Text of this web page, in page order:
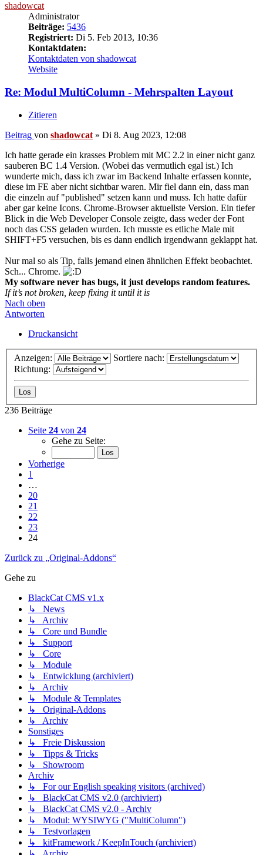
shadowcat
Administrator
Beiträge: 5436
Registriert: Di 5. Feb 2013, 10:36
Kontaktdaten:
Kontaktdaten von shadowcat
Website
Re: Modul MultiColumn - Mehrspalten Layout
Zitieren
Beitrag von shadowcat » Di 8. Aug 2023, 12:08
Ich hatte gerade ein krasses Problem mit MC 2.2 in einer nicht ganz
sauberen BC 1.4 Version. (Wobei das vermutlich egal ist.) Ich
wunderte mich, dass ich zwar im Backend Inhalte erfassen konnte,
diese im FE aber nicht sichtbar waren. Mir fiel dann ein, dass man
die einzeln auf "published" setzen kann und muss. Ich hatte dafür
aber gar keine Icons. Chrome-Browser aktuellste Version. Ein tiefer
Blick in die Web Developer Console zeigte, dass weder der Font
noch das CSS geladen wurden. Ich musste es etliche Male mit
SHIFT+F5 versuchen, bis es dann endlich irgendwann geklappt hat.
Nur mal so als Tip, falls jemand einen ähnlichen Effekt beobachtet.
Sch... Chrome.
My software never has bugs, it just develops random features.
If it’s not broken, keep fixing it until it is
Nach oben
Antworten
Druckansicht
Anzeigen:
Sortiere nach:
Richtung:
236 Beiträge
Seite 24 von 24
Gehe zu Seite:
Vorherige
1
…
20
21
22
23
24
Zurück zu „Original-Addons“
Gehe zu
BlackCat CMS v1.x
↳ News
↳ Archiv
↳ Core und Bundle
↳ Support
↳ Core
↳ Module
↳ Entwicklung (archiviert)
↳ Archiv
↳ Module & Templates
↳ Original-Addons
↳ Archiv
Sonstiges
↳ Freie Diskussion
↳ Tipps & Tricks
↳ Showroom
Archiv
↳ For our English speaking visitors (archived)
↳ BlackCat CMS v2.0 (archiviert)
↳ BlackCat CMS v2.0 - Archiv
↳ Modul: WYSIWYG ("MultiColumn")
↳ Testvorlagen
↳ kitFramework / KeepInTouch (archiviert)